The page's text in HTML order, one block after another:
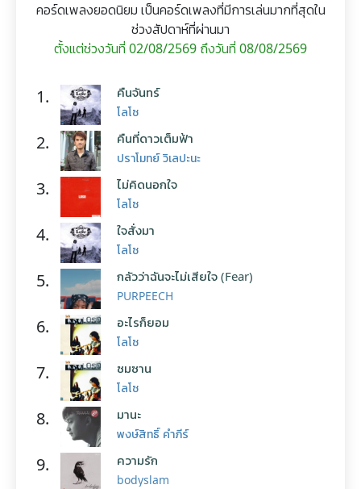
คอร์ดเพลงยอดนิยม เป็นคอร์ดเพลงที่มีการเล่นมากที่สุดใน
ช่วงสัปดาห์ที่ผ่านมา
ตั้งแต่ช่วงวันที่ 02/08/2569 ถึงวันที่ 08/08/2569
1. คืนจันทร์
โลโซ
2. คืนที่ดาวเต็มฟ้า
ปราโมทย์ วิเลปะนะ
3. ไม่คิดนอกใจ
โลโซ
4. ใจสั่งมา
โลโซ
5. กลัวว่าฉันจะไม่เสียใจ (Fear)
PURPEECH
6. อะไรก็ยอม
โลโซ
7. ซมซาน
โลโซ
8. มานะ
พงษ์สิทธิ์ คำภีร์
9. ความรัก
bodyslam